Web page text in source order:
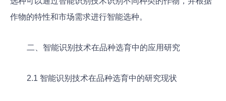
作物的特性和市场需求进行智能选种。
二、智能识别技术在品种选育中的应用研究
2.1 智能识别技术在品种选育中的研究现状